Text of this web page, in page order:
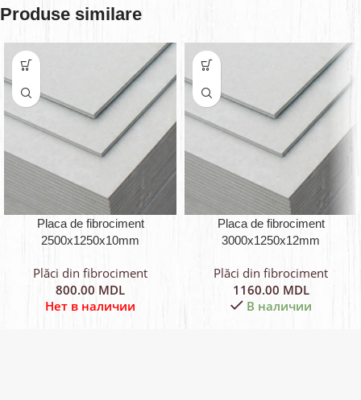
Produse similare
Placa de fibrociment
2500x1250x10mm
Plăci din fibrociment
800.00 MDL
Нет в наличии
Placa de fibrociment
3000x1250x12mm
Plăci din fibrociment
1160.00 MDL
В наличии